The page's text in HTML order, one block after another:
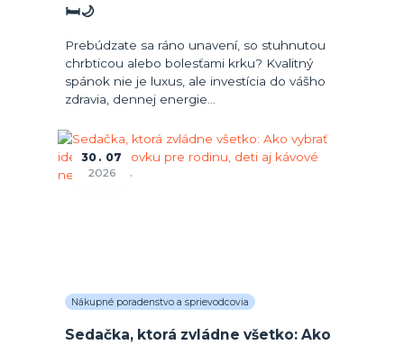
🛏️🌙
Prebúdzate sa ráno unavení, so stuhnutou
chrbticou alebo bolesťami krku? Kvalitný
spánok nie je luxus, ale investícia do vášho
zdravia, dennej energie...
30
07
2026
Nákupné poradenstvo a sprievodcovia
Sedačka, ktorá zvládne všetko: Ako